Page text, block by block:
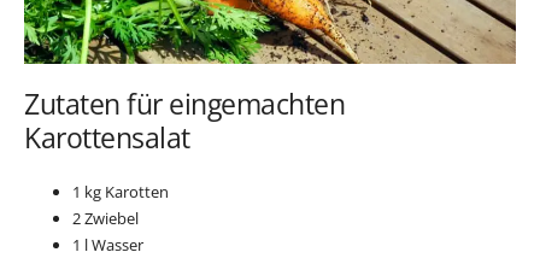
Zutaten für eingemachten
Karottensalat
1 kg Karotten
2 Zwiebel
1 l Wasser